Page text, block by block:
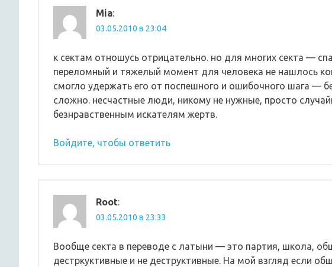
Mia:
03.05.2010 в 23:04
к сектам отношусь отрицательно. но для многих секта —
переломный и тяжелый момент для человека не нашлось
смогло удержать его от поспешного и ошибочного шага —
сложно. несчастные люди, никому не нужные, просто
безнравственным искателям жертв.
Войдите, чтобы ответить
Root:
03.05.2010 в 23:33
Вообще секта в переводе с латыни — это партия, школа,
дестркуктивные и не деструктивные. На мой взгляд если